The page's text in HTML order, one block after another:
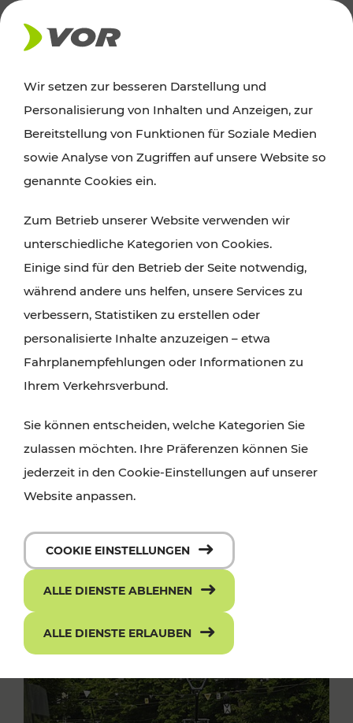
AKTUELLES
News
Alle wichtigen Meldungen zu Fahrplanänderungen,
finden Sie hier im Überblick.
Wir setzen zur besseren Darstellung und
Personalisierung von Inhalten und Anzeigen, zur
Bereitstellung von Funktionen für Soziale Medien
sowie Analyse von Zugriffen auf unsere Website so
genannte Cookies ein.
Zum Betrieb unserer Website verwenden wir
unterschiedliche Kategorien von Cookies.
Einige sind für den Betrieb der Seite notwendig,
während andere uns helfen, unsere Services zu
verbessern, Statistiken zu erstellen oder
personalisierte Inhalte anzuzeigen – etwa
Fahrplanempfehlungen oder Informationen zu
Ihrem Verkehrsverbund.
Sie können entscheiden, welche Kategorien Sie
zulassen möchten. Ihre Präferenzen können Sie
jederzeit in den Cookie-Einstellungen auf unserer
Website anpassen.
COOKIE EINSTELLUNGEN
ALLE DIENSTE ABLEHNEN
ALLE DIENSTE ERLAUBEN